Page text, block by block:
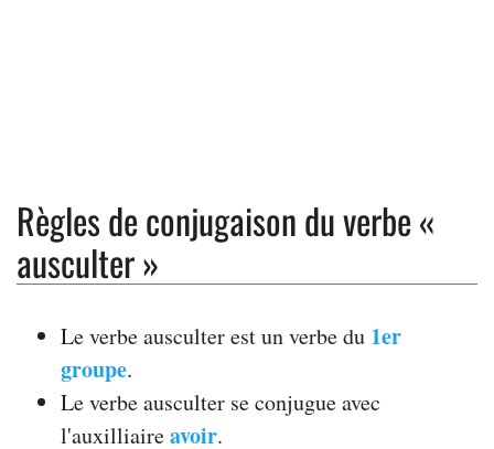
Règles de conjugaison du verbe «
ausculter »
Le verbe ausculter est un verbe du 1er
groupe.
Le verbe ausculter se conjugue avec
l'auxilliaireavoir.